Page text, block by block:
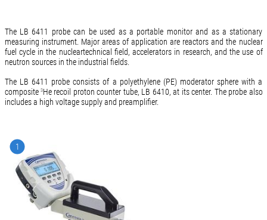
The LB 6411 probe can be used as a portable monitor and as a stationary
measuring instrument. Major areas of application are reactors and the nuclear
fuel cycle in the nucleartechnical field, accelerators in research, and the use of
neutron sources in the industrial fields.
The LB 6411 probe consists of a polyethylene (PE) moderator sphere with a
composite 3He recoil proton counter tube, LB 6410, at its center. The probe also
includes a high voltage supply and preamplifier.
1